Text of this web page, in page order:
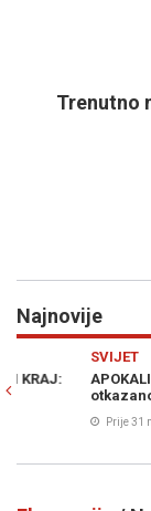
Trenutno
Najnovije
APOKALIPSA U
otkazano, više od
Prije 31 min 0